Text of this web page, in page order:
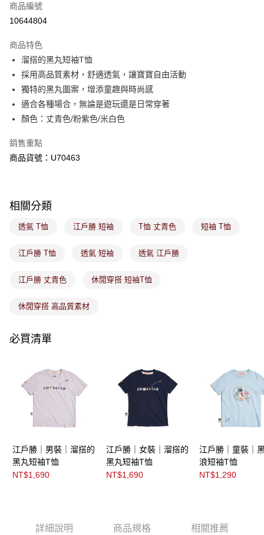
２．訂單成立數日內，您將收到繳費通知簡訊。
３．收到繳費通知簡訊後14天內，點擊此簡訊中的連結，可透過四大超商／
購買商品的店家。未經商家同意取消之訂單仍視為有效，需透過AFTEE先享
後付繳納相關費用。
※ 交易是否成功請以「AFTEE先享後付 」之結帳頁面顯示為準，若有關於
是否繳費成功／繳費後需取消欲退款等相關疑問，請聯繫「AFTEE先享後付
客戶支援中心」https://netprotections.freshdesk.com/support/home
１．透過由恩沛科技股份有限公司提供之「AFTEE先享後付」服務完成之交
權轉讓予恩沛科技股份有限公司。
２．關於個人資料處理事宜，請瀏覽以下網址：
４．使用「AFTEE先享後付」時，將依據個別帳號之用戶狀況，依本公司即
請求用戶進行身份認證。
恩沛科技股份有限公司將有權停止該用戶之使用額度並採取法律行動。
免運費
免運費
付款後萊爾富取貨
免運費
7-11取貨付款
免運費
付款後7-11取貨
免運費
免運費
付款後門市取貨
商品編號
10644804
商品特色
溜搭的黑丸短袖T恤
採用高品質素材，舒適透氣，讓寶寶自由活動
獨特的黑丸圖案，增添童趣與時尚感
適合各種場合，無論是遊玩還是日常穿著
顏色：丈青色/粉紫色/米白色
銷售重點
商品貨號：U70463
相關分類
透氣 T恤 江戶勝 短袖 T恤 丈青色 短袖 T恤
江戶勝 T恤 透氣 短袖 透氣 江戶勝
江戶勝 丈青色 休閒穿搭 短袖T恤
休閒穿搭 高品質素材
必買清單
江戶勝｜男裝｜溜搭的
黑丸短袖T恤
NT$1,690
江戶勝｜女裝｜溜搭的
黑丸短袖T恤
NT$1,690
江戶勝｜童裝｜
浪短袖T恤
NT$1,290
詳細說明 商品規格 相關推薦